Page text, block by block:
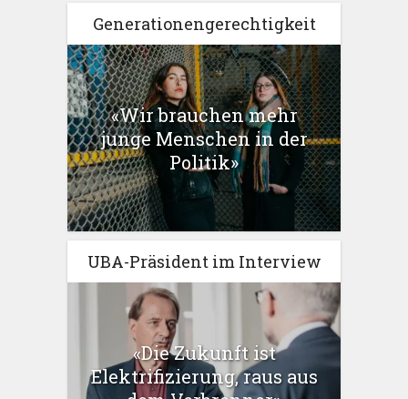
Generationengerechtigkeit
«Wir brauchen mehr
junge Menschen in der
Politik»
UBA-Präsident im Interview
«Die Zukunft ist
Elektrifizierung, raus aus